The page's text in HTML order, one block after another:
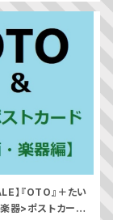
】『OTO』＋たい
器>ポストカード